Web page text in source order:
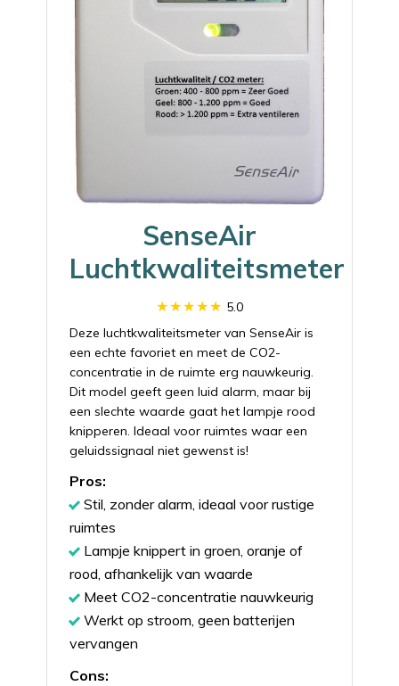
SenseAir
Luchtkwaliteitsmeter
5.0
Deze luchtkwaliteitsmeter van SenseAir is
een echte favoriet en meet de CO2-
concentratie in de ruimte erg nauwkeurig.
Dit model geeft geen luid alarm, maar bij
een slechte waarde gaat het lampje rood
knipperen. Ideaal voor ruimtes waar een
geluidssignaal niet gewenst is!
Pros:
Stil, zonder alarm, ideaal voor rustige
ruimtes
Lampje knippert in groen, oranje of
rood, afhankelijk van waarde
Meet CO2-concentratie nauwkeurig
Werkt op stroom, geen batterijen
vervangen
Cons: